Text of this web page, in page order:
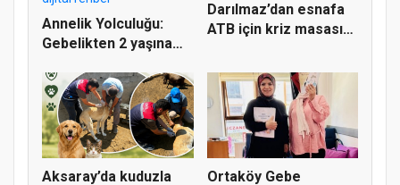
Annelik Yolculuğu:
Gebelikten 2 yaşına
Darılmaz’dan esnafa
ATB için kriz masası
Aksaray’da kuduzla
Ortaköy Gebe